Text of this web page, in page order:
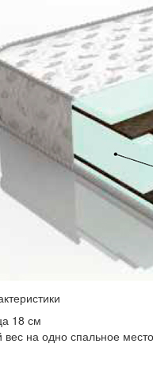
18 см
на одно спальное